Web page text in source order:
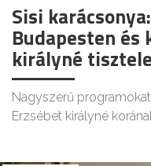
Sisi
Budapesten és
királyné
Nagyszerű
Erzsébet királyné